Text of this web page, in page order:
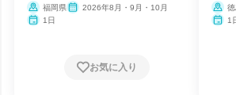
台へ福岡県
2026年8月・9月・10月
1日
お気に入り
台へ
1